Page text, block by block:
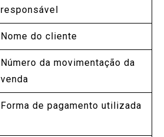
responsável
Nome do cliente
Número da movimentação da
venda
Forma de pagamento utilizada